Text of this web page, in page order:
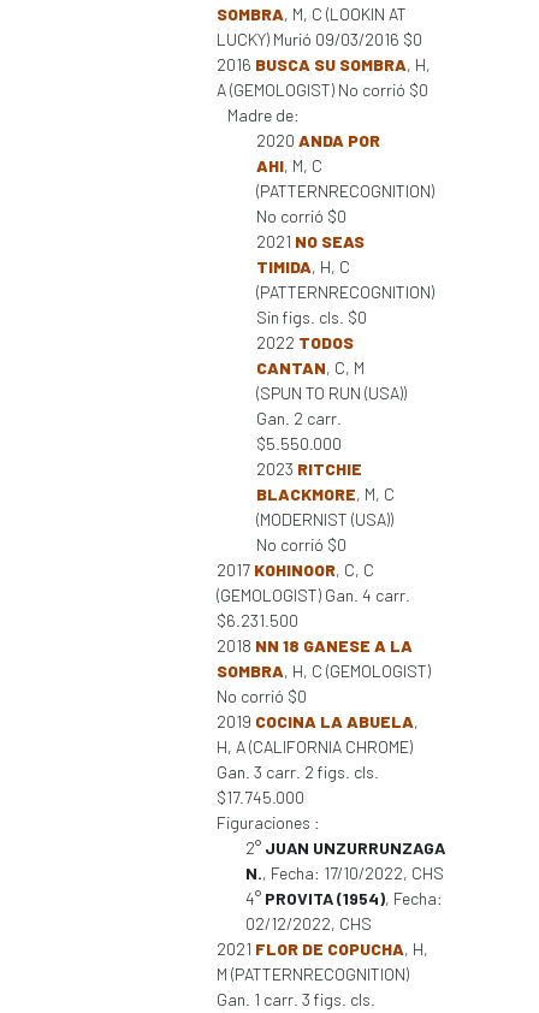
SOMBRA, M, C (LOOKIN AT
LUCKY) Murió 09/03/2016 $0
2016 BUSCA SU SOMBRA, H,
A (GEMOLOGIST) No corrió $0
Madre de:
2020 ANDA POR
AHI, M, C
(PATTERNRECOGNITION)
No corrió $0
2021 NO SEAS
TIMIDA, H, C
(PATTERNRECOGNITION)
Sin figs. cls. $0
2022 TODOS
CANTAN, C, M
(SPUN TO RUN (USA))
Gan. 2 carr.
$5.550.000
2023 RITCHIE
BLACKMORE, M, C
(MODERNIST (USA))
No corrió $0
2017 KOHINOOR, C, C
(GEMOLOGIST) Gan. 4 carr.
$6.231.500
2018 NN 18 GANESE A LA
SOMBRA, H, C (GEMOLOGIST)
No corrió $0
2019 COCINA LA ABUELA,
H, A (CALIFORNIA CHROME)
Gan. 3 carr. 2 figs. cls.
$17.745.000
Figuraciones :
2° JUAN UNZURRUNZAGA
N., Fecha: 17/10/2022, CHS
4° PROVITA (1954), Fecha:
02/12/2022, CHS
2021 FLOR DE COPUCHA, H,
M (PATTERNRECOGNITION)
Gan. 1 carr. 3 figs. cls.